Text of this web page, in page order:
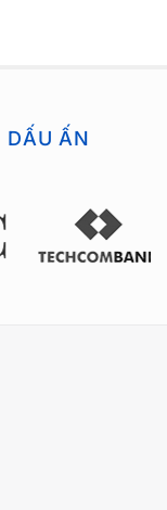
DẤU ẤN